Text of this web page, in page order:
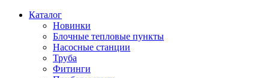
Каталог
Новинки
Блочные тепловые пункты
Насосные станции
Труба
Фитинги